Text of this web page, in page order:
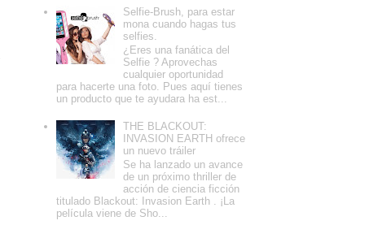
Selfie-Brush, para estar
mona cuando hagas tus
selfies.
¿Eres una fanática del
Selfie ? Aprovechas
cualquier oportunidad
para hacerte una foto. Pues aquí tienes
un producto que te ayudara ha est...
THE BLACKOUT:
INVASION EARTH ofrece
un nuevo tráiler
Se ha lanzado un avance
de un próximo thriller de
acción de ciencia ficción
titulado Blackout: Invasion Earth . ¡La
película viene de Sho...